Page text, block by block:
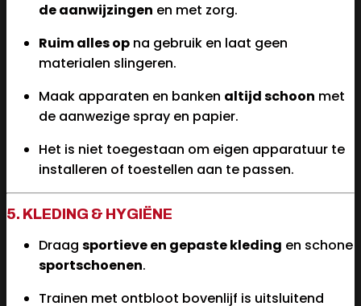
de aanwijzingen en met zorg.
Ruim alles op na gebruik en laat geen
materialen slingeren.
Maak apparaten en banken altijd schoon met
de aanwezige spray en papier.
Het is niet toegestaan om eigen apparatuur te
installeren of toestellen aan te passen.
5. KLEDING & HYGIËNE
Draag sportieve en gepaste kleding en schone
sportschoenen.
Trainen met ontbloot bovenlijf is uitsluitend